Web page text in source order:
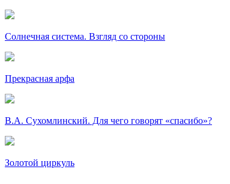
Солнечная система. Взгляд со стороны
Прекрасная арфа
В.А. Сухомлинский. Для чего говорят «спасибо»?
Золотой циркуль